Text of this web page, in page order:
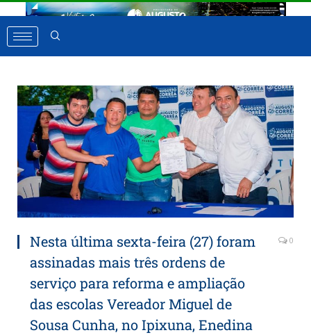
Nesta última sexta-feira (27) foram
assinadas mais três ordens de
serviço para reforma e ampliação
das escolas Vereador Miguel de
Sousa Cunha, no Ipixuna, Enedina
0